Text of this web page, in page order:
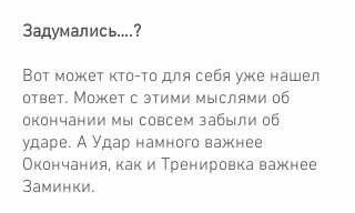
Задумались….?
Вот может кто-то для себя уже нашел
ответ. Может с этими мыслями об
окончании мы совсем забыли об
ударе. А Удар намного важнее
Окончания, как и Тренировка важнее
Заминки.